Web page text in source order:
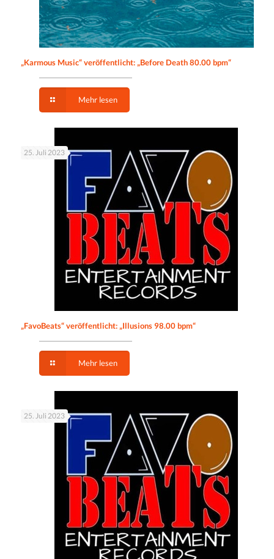
„Karmous Music“ veröffentlicht: „Before Death 80.00 bpm“
Mehr lesen
25. Juli 2023
„FavoBeats“ veröffentlicht: „Illusions 98.00 bpm“
Mehr lesen
25. Juli 2023